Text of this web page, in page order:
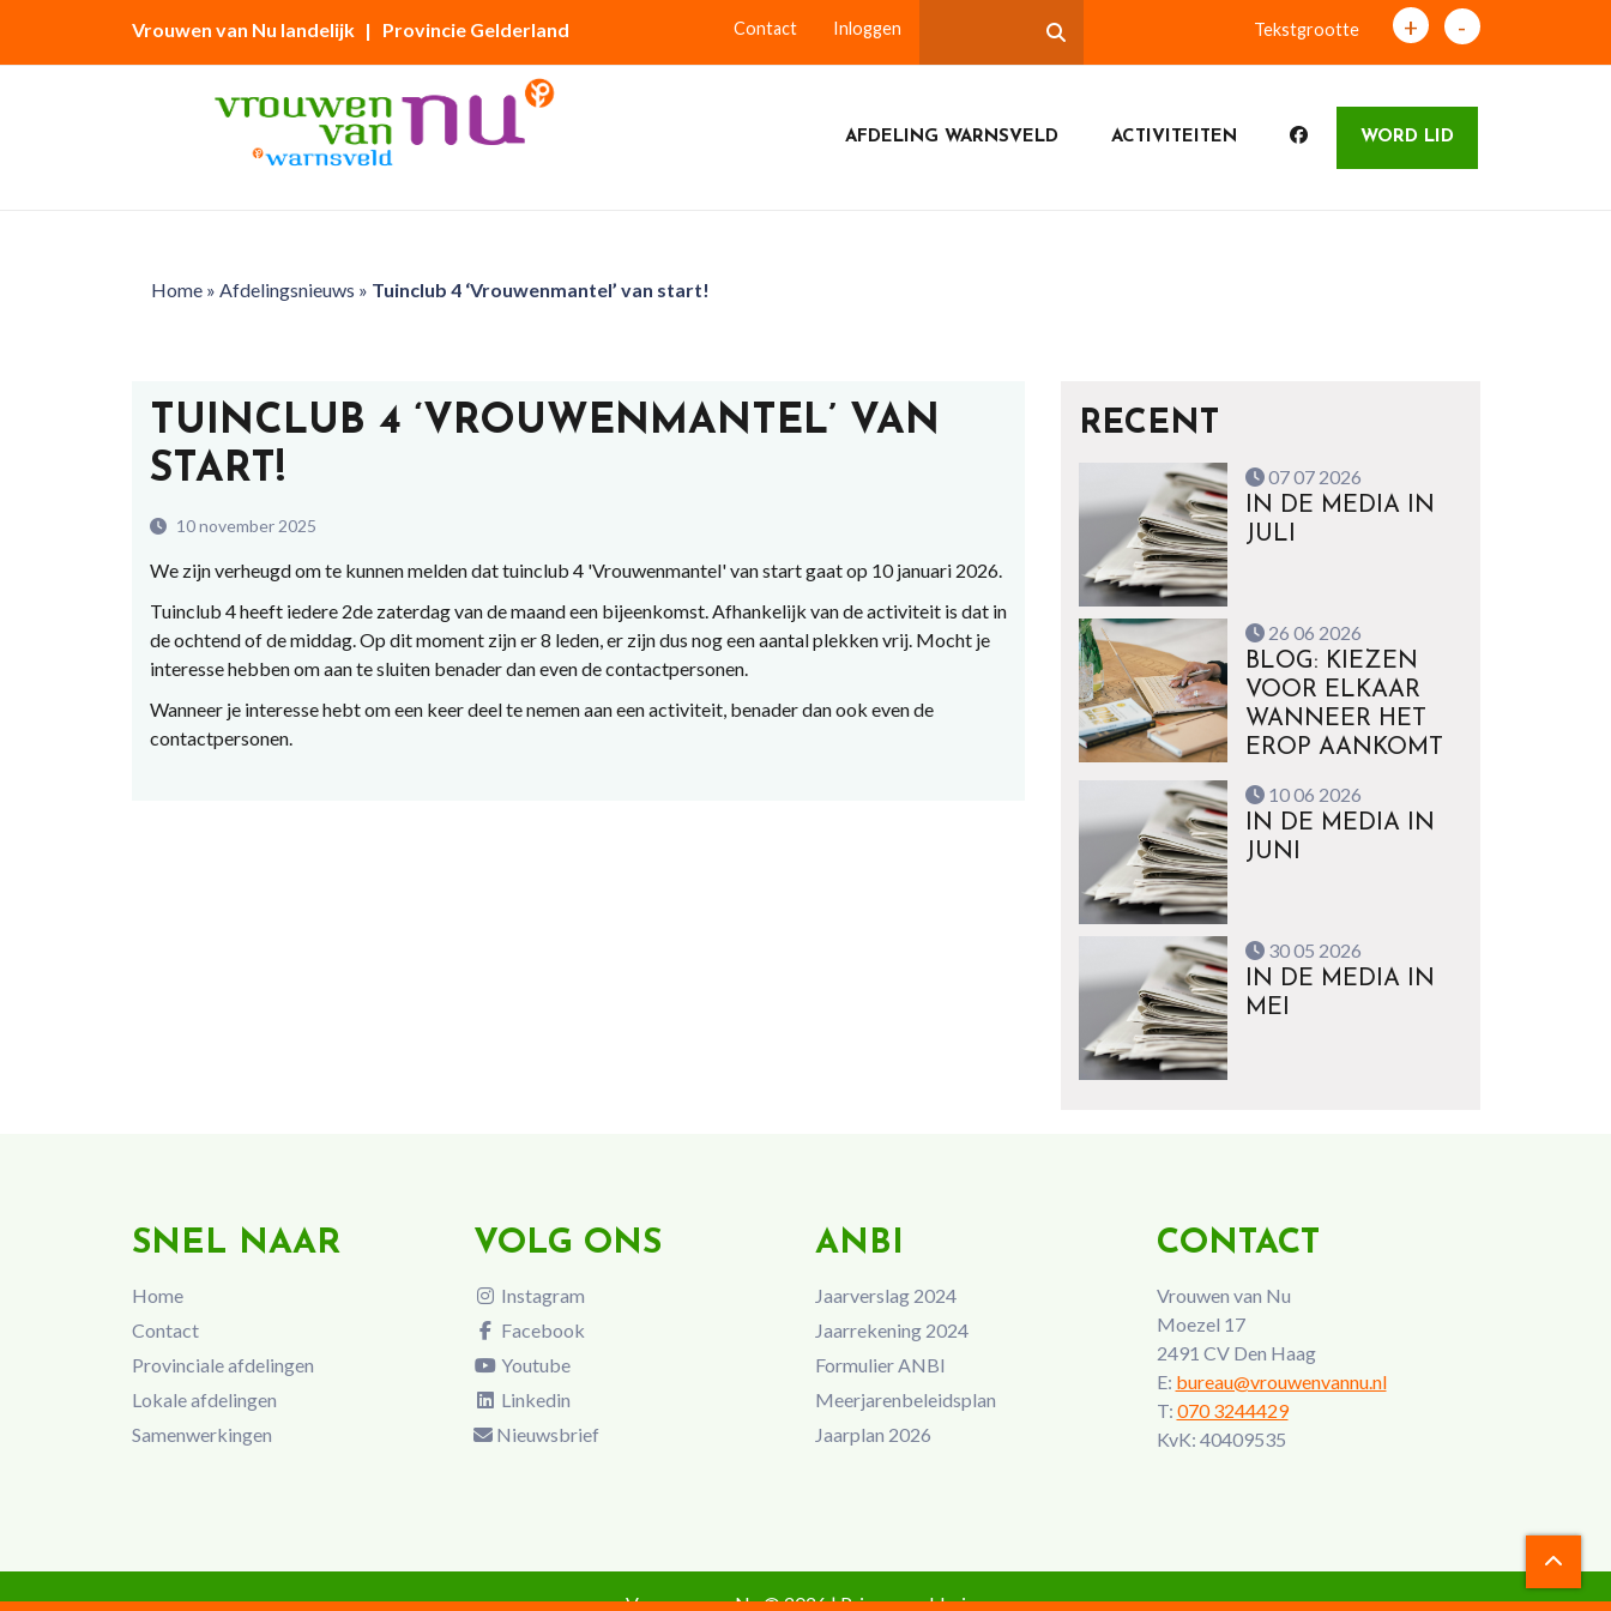
Vrouwen van Nu landelijk | Provincie Gelderland Contact Inloggen Tekstgrootte + -
AFDELING WARNSVELD ACTIVITEITEN WORD LID
Home» Afdelingsnieuws » Tuinclub 4 ‘Vrouwenmantel’ van start!
TUINCLUB 4 ‘VROUWENMANTEL’ VAN
START!
10 november 2025
We zijn verheugd om te kunnen melden dat tuinclub 4 'Vrouwenmantel' van start gaat op 10 januari 2026.
Tuinclub 4 heeft iedere 2de zaterdag van de maand een bijeenkomst. Afhankelijk van de activiteit is dat in
de ochtend of de middag. Op dit moment zijn er 8 leden, er zijn dus nog een aantal plekken vrij. Mocht je
interesse hebben om aan te sluiten benader dan even de contactpersonen.
Wanneer je interesse hebt om een keer deel te nemen aan een activiteit, benader dan ook even de
contactpersonen.
RECENT
07 07 2026
IN DE MEDIA IN
JULI
26 06 2026
BLOG: KIEZEN
VOOR ELKAAR
WANNEER HET
EROP AANKOMT
10 06 2026
IN DE MEDIA IN
JUNI
30 05 2026
IN DE MEDIA IN
MEI
SNEL NAAR
Home
Contact
Provinciale afdelingen
Lokale afdelingen
Samenwerkingen
VOLG ONS
Instagram
Facebook
Youtube
Linkedin
Nieuwsbrief
ANBI
Jaarverslag 2024
Jaarrekening 2024
Formulier ANBI
Meerjarenbeleidsplan
Jaarplan 2026
CONTACT
Vrouwen van Nu
Moezel 17
2491 CV Den Haag
E: bureau@vrouwenvannu.nl
T: 070 3244429
KvK: 40409535
Vrouwen van Nu © 2026 |Privacyverklaring